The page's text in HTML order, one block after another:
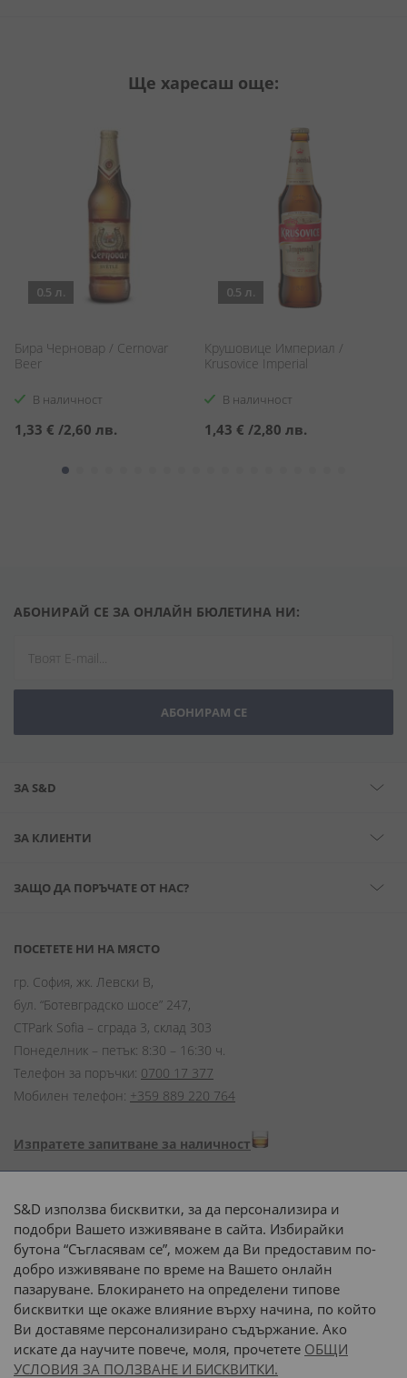
Ще харесаш още:
0.5 л.
Бира Черновар / Cernovar
Beer
В наличност
1,33 € /2,60 лв.
0.5 л.
Крушовице Империал /
Krusovice Imperial
В наличност
1,43 € /2,80 лв.
АБОНИРАЙ СЕ ЗА ОНЛАЙН БЮЛЕТИНА НИ:
АБОНИРАМ СЕ
ЗА S&D
ЗА КЛИЕНТИ
ЗАЩО ДА ПОРЪЧАТЕ ОТ НАС?
ПОСЕТЕТЕ НИ НА МЯСТО
гр. София, жк. Левски В,
бул. “Ботевградско шосе” 247,
CTPark Sofia – сграда 3, склад 303
Понеделник – петък: 8:30 – 16:30 ч.
Телефон за поръчки: 0700 17 377
Мобилен телефон: +359 889 220 764
Изпратете запитване за наличност
Начини на плащане:
Доставка до адрес с:
или
наш транспорт
S&D използва бисквитки, за да персонализира и
подобри Вашето изживяване в сайта. Избирайки
бутона “Съгласявам се”, можем да Ви предоставим по-
добро изживяване по време на Вашето онлайн
пазаруване. Блокирането на определени типове
бисквитки ще окаже влияние върху начина, по който
Ви доставяме персонализирано съдържание. Ако
искате да научите повече, моля, прочетете ОБЩИ
УСЛОВИЯ ЗА ПОЛЗВАНЕ И БИСКВИТКИ.